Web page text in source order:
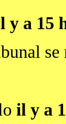
y a 15
il y a